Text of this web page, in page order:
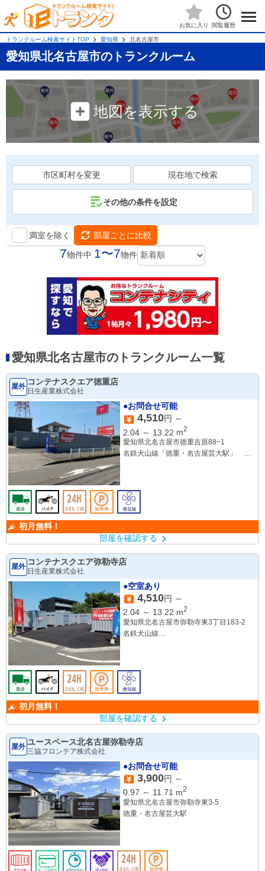
お気に入り 閲覧履歴
トランクルーム検索サイトTOP 愛知県 北名古屋市
愛知県北名古屋市のトランクルーム
地図を表示する
市区町村を変更 現在地で検索
その他の条件を設定
満室を除く 部屋ごとに比較
7物件中 1〜7物件
愛知県北名古屋市のトランクルーム一覧
屋外 コンテナスクエア徳重店
日生産業株式会社
●お問合せ可能
4,510円 ～
2.04 ～ 13.22 m2
愛知県北名古屋市徳重吉原88−1
名鉄犬山線「徳重・名古屋芸大駅」 徒
初月無料！
部屋を確認する
屋外 コンテナスクエア弥勒寺店
日生産業株式会社
●空室あり
4,510円 ～
2.04 ～ 13.22 m2
愛知県北名古屋市弥勒寺東3丁目183-2
名鉄犬山線
初月無料！
部屋を確認する
屋外 ユースペース北名古屋弥勒寺店
三協フロンテア株式会社
●お問合せ可能
3,900円 ～
0.97 ～ 11.71 m2
愛知県北名古屋市弥勒寺東3-5
徳重・名古屋芸大駅